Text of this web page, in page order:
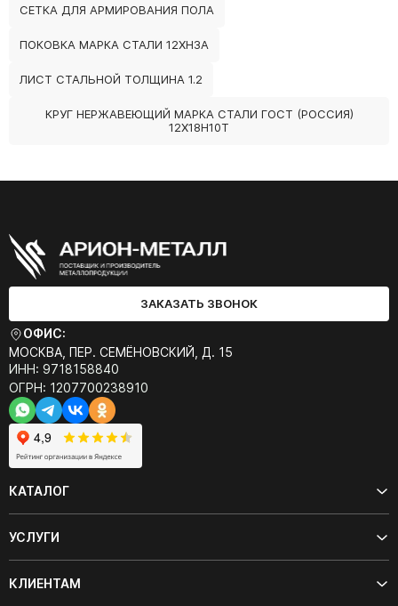
СЕТКА ДЛЯ АРМИРОВАНИЯ ПОЛА
ПОКОВКА МАРКА СТАЛИ 12ХН3А
ЛИСТ СТАЛЬНОЙ ТОЛЩИНА 1.2
КРУГ НЕРЖАВЕЮЩИЙ МАРКА СТАЛИ ГОСТ (РОССИЯ)
12Х18Н10Т
ЗАКАЗАТЬ ЗВОНОК
ОФИС:
МОСКВА, ПЕР. СЕМЁНОВСКИЙ, Д. 15
ИНН: 9718158840
ОГРН: 1207700238910
КАТАЛОГ
УСЛУГИ
КЛИЕНТАМ